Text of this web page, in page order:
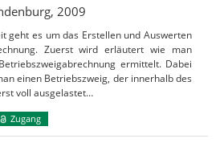
2009
geht es um das Erstellen und Auswerten
Zuerst wird erläutert wie man
ermittelt. Dabei
einen Betriebszweig, der innerhalb des
voll ausgelastet…
Zugang